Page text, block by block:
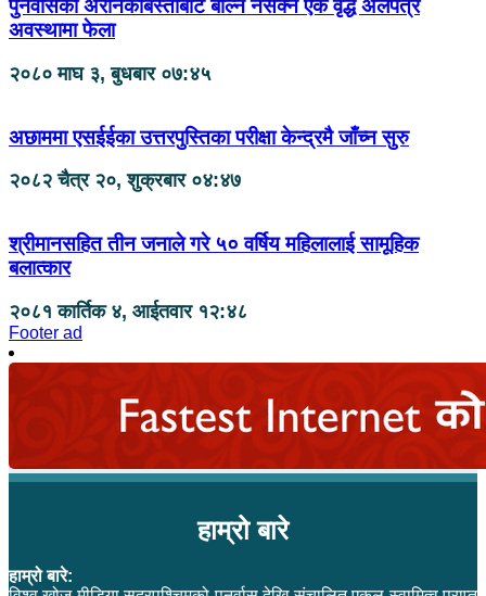
पुनर्वासको अरनिकोबस्तीबाट बोल्न नसक्ने एक वृद्ध अलपत्र
अवस्थामा फेला
२०८० माघ ३, बुधबार ०७:४५
अछाममा एसईईका उत्तरपुस्तिका परीक्षा केन्द्रमै जाँच्न सुरु
२०८२ चैत्र २०, शुक्रबार ०४:४७
श्रीमानसहित तीन जनाले गरे ५० वर्षिय महिलालाई सामूहिक
बलात्कार
२०८१ कार्तिक ४, आईतवार १२:४८
Footer ad
हाम्रो बारे
हाम्रो बारे: